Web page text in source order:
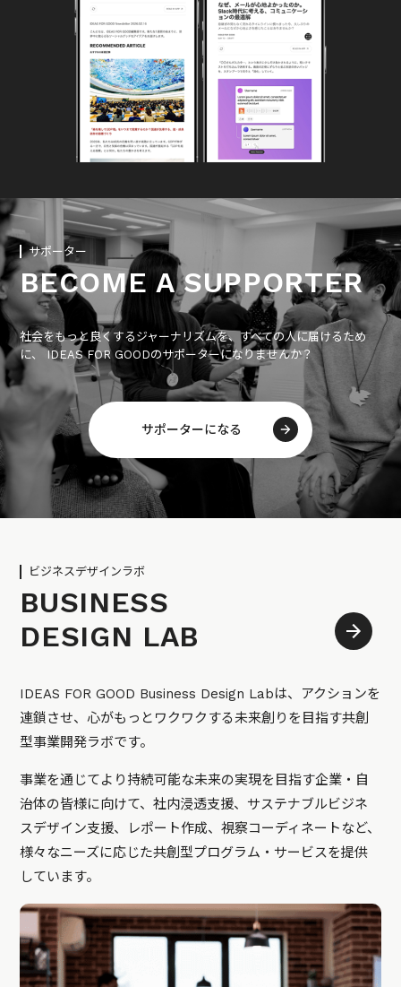
サポーター
BECOME A SUPPORTER
社会をもっと良くするジャーナリズムを、すべての人に届けるため
に、 IDEAS FOR GOODのサポーターになりませんか？
サポーターになる
ビジネスデザインラボ
BUSINESS
DESIGN LAB
IDEAS FOR GOOD Business Design Labは、アクションを
連鎖させ、心がもっとワクワクする未来創りを目指す共創
型事業開発ラボです。
事業を通じてより持続可能な未来の実現を目指す企業・自
治体の皆様に向けて、社内浸透支援、サステナブルビジネ
スデザイン支援、レポート作成、視察コーディネートなど、
様々なニーズに応じた共創型プログラム・サービスを提供
しています。